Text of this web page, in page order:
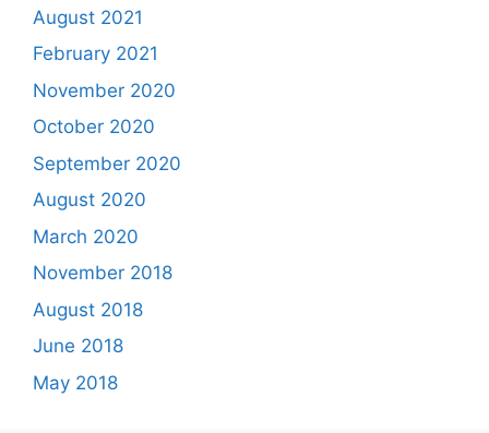
August 2021
February 2021
November 2020
October 2020
September 2020
August 2020
March 2020
November 2018
August 2018
June 2018
May 2018